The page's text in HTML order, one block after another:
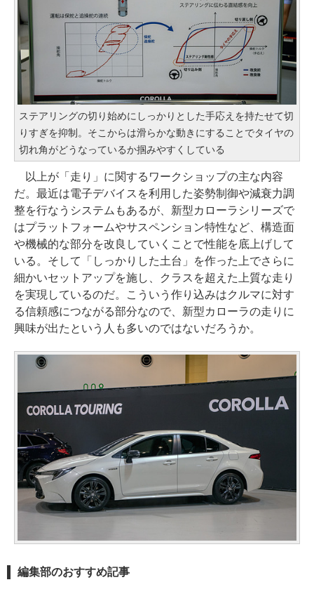
ステアリングの切り始めにしっかりとした手応えを持たせて切
りすぎを抑制。そこからは滑らかな動きにすることでタイヤの
切れ角がどうなっているか掴みやすくしている
以上が「走り」に関するワークショップの主な内容
だ。最近は電子デバイスを利用した姿勢制御や減衰力調
整を行なうシステムもあるが、新型カローラシリーズで
はプラットフォームやサスペンション特性など、構造面
や機械的な部分を改良していくことで性能を底上げして
いる。そして「しっかりした土台」を作った上でさらに
細かいセットアップを施し、クラスを超えた上質な走り
を実現しているのだ。こういう作り込みはクルマに対す
る信頼感につながる部分なので、新型カローラの走りに
興味が出たという人も多いのではないだろうか。
編集部のおすすめ記事